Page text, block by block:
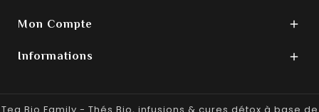
Mon Compte 
Informations 